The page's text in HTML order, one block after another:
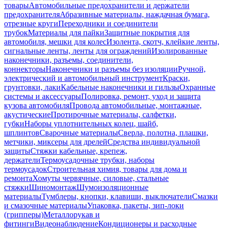
товарыАвтомобильные предохранители и держатели
предохранителяАбразивные материалы, наждачная бумага,
отрезные кругиПереходники и соединители
трубокМатериалы для пайкиЗащитные покрытия для
автомобиля, мешки для колесИзолента, скотч, клейкие ленты,
сигнальные ленты, ленты для огражденийИзолированные
наконечники, разъемы, соединители,
коннекторыНаконечники и разъемы без изоляцииРучной,
электрический и автомобильный инструментКраски,
грунтовки, лакиКабельные наконечники и гильзыОхранные
системы и аксессуарыПолировка, ремонт, уход и защита
кузова автомобиляПровода автомобильные, монтажные,
акустическиеПротирочные материалы, салфетки,
губкиНаборы уплотнительных колец, шайб,
шплинтовСварочные материалыСверла, полотна, плашки,
метчики, миксеры для дрелейСредства индивидуальной
защитыСтяжки кабельные, крепеж,
держателиТермоусадочные трубки, наборы
термоусадокСтроительная химия, товары для дома и
ремонтаХомуты червячные, силовые, стальные
стяжкиШиномонтажШумоизоляционные
материалыТумблеры, кнопки, клавиши, выключателиСмазки
и смазочные материалыУпаковка, пакеты, зип-локи
(грипперы)Металлорукав и
фитингиВидеонаблюдениеКондиционеры и расходные